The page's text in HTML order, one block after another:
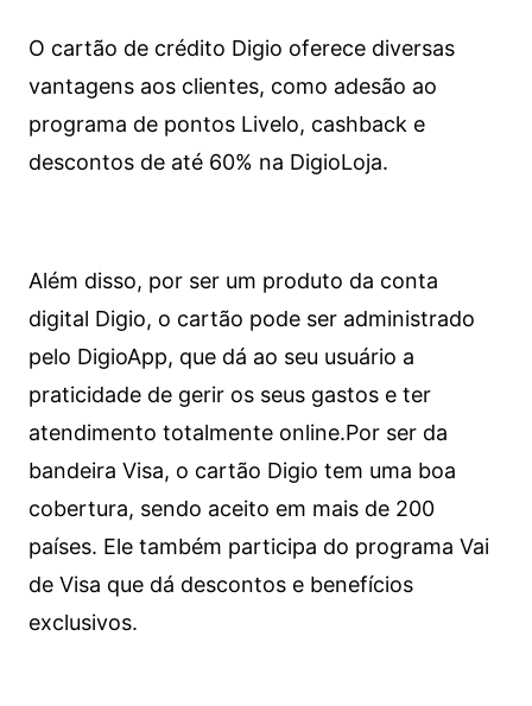
O cartão de crédito Digio oferece diversas
vantagens aos clientes, como adesão ao
programa de pontos Livelo, cashback e
descontos de até 60% na DigioLoja.
Além disso, por ser um produto da conta
digital Digio, o cartão pode ser administrado
pelo DigioApp, que dá ao seu usuário a
praticidade de gerir os seus gastos e ter
atendimento totalmente online.Por ser da
bandeira Visa, o cartão Digio tem uma boa
cobertura, sendo aceito em mais de 200
países. Ele também participa do programa Vai
de Visa que dá descontos e benefícios
exclusivos.